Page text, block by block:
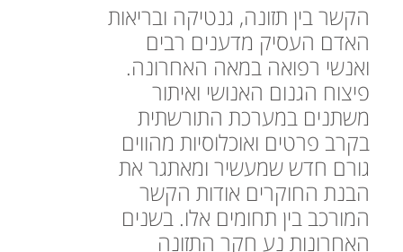
הקשר בין תזונה, גנטיקה ובריאות
האדם העסיק מדענים רבים
ואנשי רפואה במאה האחרונה.
פיצוח הגנום האנושי ואיתור
משתנים במערכת התורשתית
בקרב פרטים ואוכלוסיות מהווים
גורם חדש שמעשיר ומאתגר את
הבנת החוקרים אודות הקשר
המורכב בין תחומים אלו. בשנים
האחרונות נע חקר התזונה